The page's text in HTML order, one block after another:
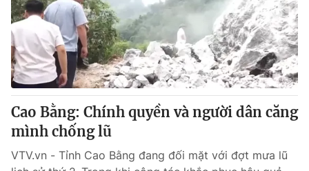
Cao Bằng: Chính quyền và người dân căng
mình chống lũ
VTV.vn - Tỉnh Cao Bằng đang đối mặt với đợt mưa lũ